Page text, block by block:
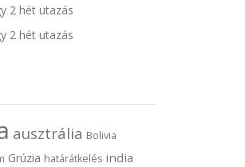
2 hét utazás
2 hét utazás
ausztrália Bolivia
Grúzia határátkelés india